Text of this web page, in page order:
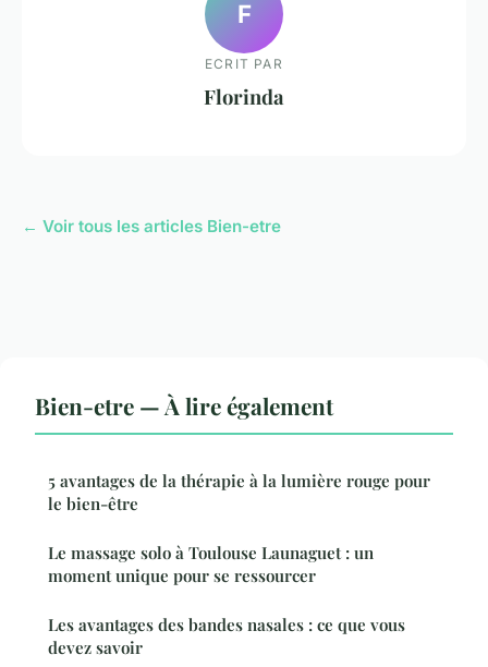
F
ECRIT PAR
Florinda
← Voir tous les articles Bien-etre
Bien-etre — À lire également
5 avantages de la thérapie à la lumière rouge pour
le bien-être
Le massage solo à Toulouse Launaguet : un
moment unique pour se ressourcer
Les avantages des bandes nasales : ce que vous
devez savoir